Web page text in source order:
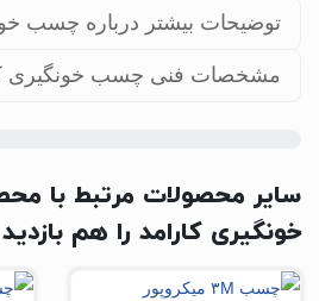
توضیحات بیشتر درباره چسب
مشخصات فنی چسب خونگیری
سایر محصولات مرتبط با
خونگیری کارامد را هم